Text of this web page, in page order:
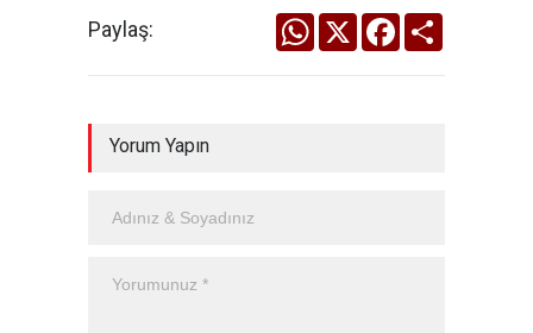
Paylaş: WhatsApp
X Facebook
Yorum Yapın